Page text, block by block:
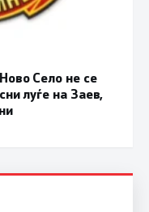
Село не се
луѓе на Заев,